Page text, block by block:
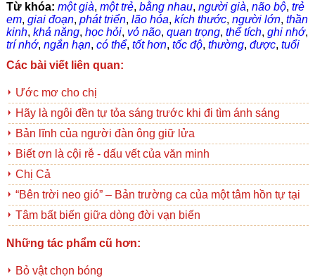
Từ khóa: một già, một trẻ, bằng nhau, người già, não bộ, trẻ
em, giai đoạn, phát triển, lão hóa, kích thước, người lớn, thần
kinh, khả năng, học hỏi, vỏ não, quan trọng, thể tích, ghi nhớ,
trí nhớ, ngắn hạn, có thể, tốt hơn, tốc độ, thường, được, tuổi
Các bài viết liên quan:
Ước mơ cho chị
Hãy là ngôi đền tự tỏa sáng trước khi đi tìm ánh sáng
Bản lĩnh của người đàn ông giữ lửa
Biết ơn là cội rễ - dấu vết của văn minh
Chị Cả
“Bên trời neo gió” – Bản trường ca của một tâm hồn tự tại
Tâm bất biến giữa dòng đời vạn biến
Những tác phẩm cũ hơn:
Bỏ vật chọn bóng